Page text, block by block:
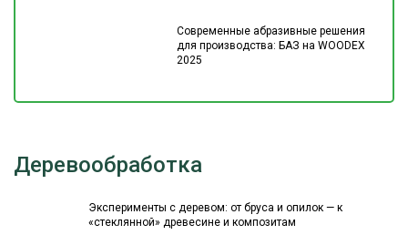
Современные абразивные решения
для производства: БАЗ на WOODEX
2025
Деревообработка
Эксперименты с деревом: от бруса и опилок — к
«стеклянной» древесине и композитам